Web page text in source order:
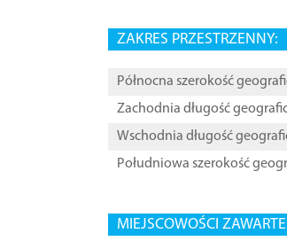
ZAKRES PRZESTRZENNY:
Północna szerokość
Zachodnia długość
Wschodnia długość
Południowa szerokość
MIEJSCOWOŚCI